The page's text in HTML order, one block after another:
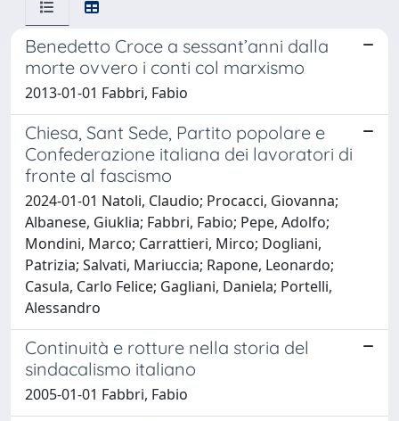
Benedetto Croce a sessant’anni dalla
morte ovvero i conti col marxismo
2013-01-01 Fabbri, Fabio
Chiesa, Sant Sede, Partito popolare e
Confederazione italiana dei lavoratori di
fronte al fascismo
2024-01-01 Natoli, Claudio; Procacci, Giovanna;
Albanese, Giuklia; Fabbri, Fabio; Pepe, Adolfo;
Mondini, Marco; Carrattieri, Mirco; Dogliani,
Patrizia; Salvati, Mariuccia; Rapone, Leonardo;
Casula, Carlo Felice; Gagliani, Daniela; Portelli,
Alessandro
Continuità e rotture nella storia del
sindacalismo italiano
2005-01-01 Fabbri, Fabio